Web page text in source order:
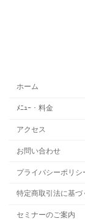
ホーム
ﾒﾆｭｰ・料金
アクセス
お問い合わせ
プライバシーポリシ
特定商取引法に基づ
セミナーのご案内